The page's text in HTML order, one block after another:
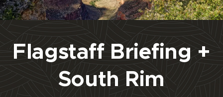
Flagstaff Briefing +
South Rim